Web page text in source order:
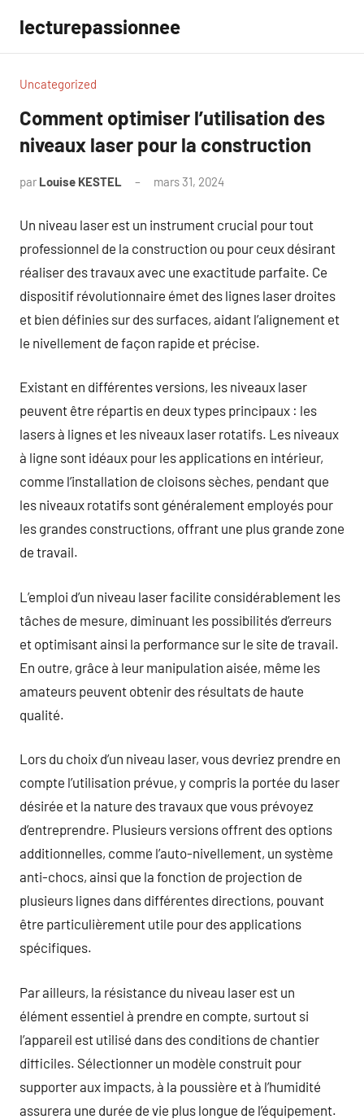
contenu
lecturepassionnee
Uncategorized
Comment optimiser l’utilisation des
niveaux laser pour la construction
par Louise KESTEL mars 31, 2024
Un niveau laser est un instrument crucial pour tout
professionnel de la construction ou pour ceux désirant
réaliser des travaux avec une exactitude parfaite. Ce
dispositif révolutionnaire émet des lignes laser droites
et bien définies sur des surfaces, aidant l’alignement et
le nivellement de façon rapide et précise.
Existant en différentes versions, les niveaux laser
peuvent être répartis en deux types principaux : les
lasers à lignes et les niveaux laser rotatifs. Les niveaux
à ligne sont idéaux pour les applications en intérieur,
comme l’installation de cloisons sèches, pendant que
les niveaux rotatifs sont généralement employés pour
les grandes constructions, offrant une plus grande zone
de travail.
L’emploi d’un niveau laser facilite considérablement les
tâches de mesure, diminuant les possibilités d’erreurs
et optimisant ainsi la performance sur le site de travail.
En outre, grâce à leur manipulation aisée, même les
amateurs peuvent obtenir des résultats de haute
qualité.
Lors du choix d’un niveau laser, vous devriez prendre en
compte l’utilisation prévue, y compris la portée du laser
désirée et la nature des travaux que vous prévoyez
d’entreprendre. Plusieurs versions offrent des options
additionnelles, comme l’auto-nivellement, un système
anti-chocs, ainsi que la fonction de projection de
plusieurs lignes dans différentes directions, pouvant
être particulièrement utile pour des applications
spécifiques.
Par ailleurs, la résistance du niveau laser est un
élément essentiel à prendre en compte, surtout si
l’appareil est utilisé dans des conditions de chantier
difficiles. Sélectionner un modèle construit pour
supporter aux impacts, à la poussière et à l’humidité
assurera une durée de vie plus longue de l’équipement.